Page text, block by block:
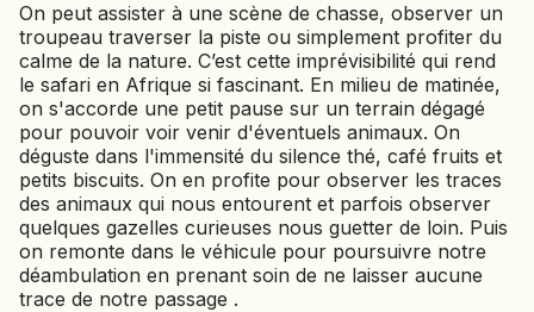
SALVADOR
SERBIE
SIERRA LEONE
SOCOTRA (YÉMEN)
SRI LANKA
TADJIKISTAN
TANZANIE
TOGO
TURKMÉNISTAN
TURQUIE
On peut assister à une scène de chasse, observer un
troupeau traverser la piste ou simplement profiter du
calme de la nature. C’est cette imprévisibilité qui rend
le safari en Afrique si fascinant. En milieu de matinée,
on s'accorde une petit pause sur un terrain dégagé
pour pouvoir voir venir d'éventuels animaux. On
déguste dans l'immensité du silence thé, café fruits et
petits biscuits. On en profite pour observer les traces
des animaux qui nous entourent et parfois observer
quelques gazelles curieuses nous guetter de loin. Puis
on remonte dans le véhicule pour poursuivre notre
déambulation en prenant soin de ne laisser aucune
trace de notre passage .